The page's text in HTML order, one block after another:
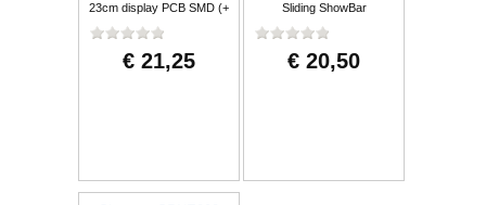
23cm display PCB SMD (+
€ 21,25
Sliding ShowBar
€ 20,50